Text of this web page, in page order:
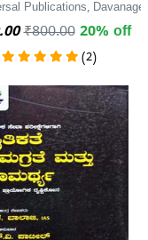
ಸವಣ್ಣ (Sawanna
Publications,
₹800.00 20% off
(2)